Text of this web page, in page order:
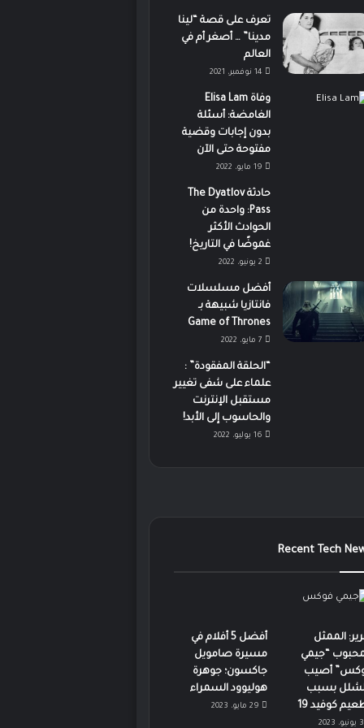
تعرف على قصة “لينا
مدينا” … أصغر أم في
العالم
14 نوفمبر، 2021
وفاة Elisa Lam
الغامضة: أسئلة
بدون إجابات وقضية
مفتوحة حتى الآن
19 مايو، 2022
حادثة The Dyatlov
Pass: واحدة من
الحوادث الأكثر
غموضًا في التاريخ!
2 يونيو، 2022
أفضل مسلسلات
فانتازيا شبيهة بـ
Game of Thrones
7 مايو، 2022
“الحلقة المفقودة” :
علماء على شفى تغيير
مستقبل الإنترنت
والحاسوب إلى الأبد!
16 يوليو، 2022
Recent Tech
الممثل
“جيمي
أصيب
بسبب
كوفيد 19
3 يونيو، 2023
أفضل 5 أفلام في
مسيرة صامويل
جاكسون؛ جوهرة
هوليوود السمراء
29 مايو، 2023